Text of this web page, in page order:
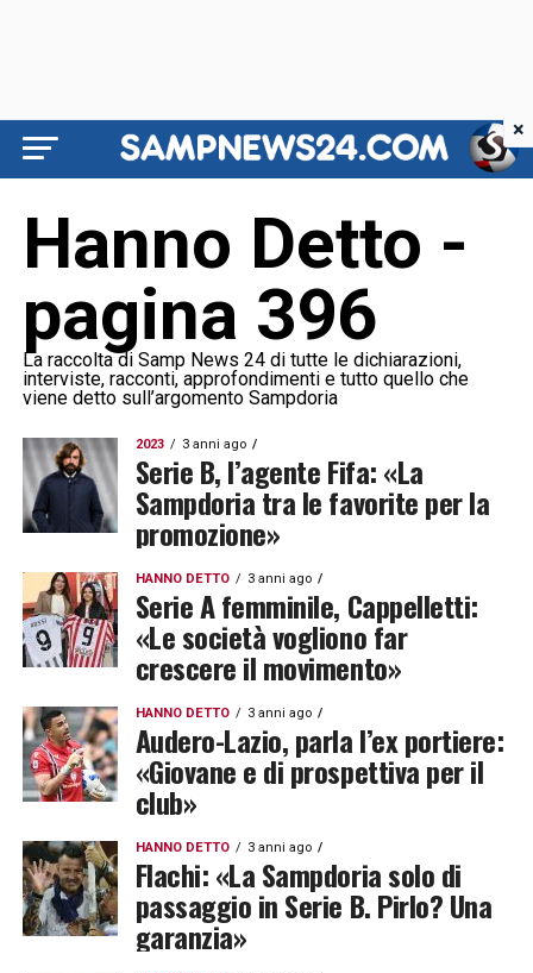
Hanno Detto -
pagina 396
La raccolta di Samp News 24 di tutte le dichiarazioni,
interviste, racconti, approfondimenti e tutto quello che
viene detto sull’argomento Sampdoria
2023 3 anni ago
Serie B, l’agente Fifa: «La
Sampdoria tra le favorite per la
promozione»
HANNO DETTO 3 anni ago
Serie A femminile, Cappelletti:
«Le società vogliono far
crescere il movimento»
HANNO DETTO 3 anni ago
Audero-Lazio, parla l’ex portiere:
«Giovane e di prospettiva per il
club»
HANNO DETTO 3 anni ago
Flachi: «La Sampdoria solo di
passaggio in Serie B. Pirlo? Una
garanzia»
×